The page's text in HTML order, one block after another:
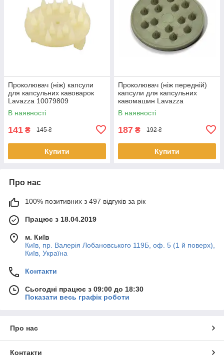
Проколювач (ніж) капсули
для капсульних кавоварок
Lavazza 10079809
В наявності
141 ₴ 145 ₴
Купити
Проколювач (ніж передній)
капсули для капсульних
кавомашин Lavazza
10062193
В наявності
187 ₴ 192 ₴
Купити
Про нас
100% позитивних з 497 відгуків за рік
Працює з 18.04.2019
м. Київ
Київ, пр. Валерія Лобановського 119Б, оф. 5 (1 й поверх),
Київ, Україна
Контакти
Сьогодні працює з 09:00 до 18:30
Показати весь графік роботи
Про нас
Контакти